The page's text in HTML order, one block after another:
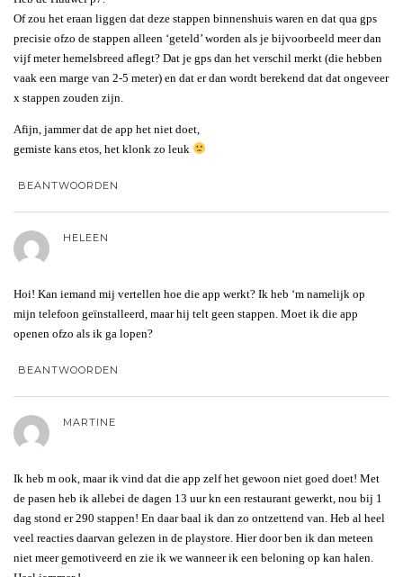
Of zou het eraan liggen dat deze stappen binnenshuis waren en dat qua gps
precisie ofzo de stappen alleen ‘geteld’ worden als je bijvoorbeeld meer dan
vijf meter hemelsbreed aflegt? Dat je gps dan het verschil merkt (die hebben
vaak een marge van 2-5 meter) en dat er dan wordt berekend dat dat ongeveer
x stappen zouden zijn.
Afijn, jammer dat de app het niet doet,
gemiste kans etos, het klonk zo leuk
BEANTWOORDEN
HELEEN
Hoi! Kan iemand mij vertellen hoe die app werkt? Ik heb ‘m namelijk op
mijn telefoon geïnstalleerd, maar hij telt geen stappen. Moet ik die app
openen ofzo als ik ga lopen?
BEANTWOORDEN
MARTINE
Ik heb m ook, maar ik vind dat die app zelf het gewoon niet goed doet! Met
de pasen heb ik allebei de dagen 13 uur kn een restaurant gewerkt, nou bij 1
dag stond er 290 stappen! En daar baal ik dan zo ontzettend van. Heb al heel
veel reacties daarvan gelezen in de playstore. Hier door ben ik dan meteen
niet meer gemotiveerd en zie ik we wanneer ik een beloning op kan halen.